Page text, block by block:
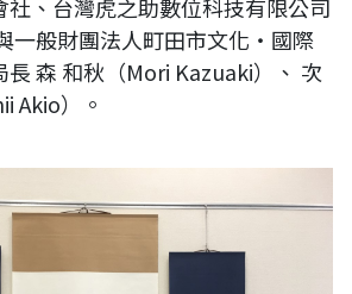
社、台灣虎之助數位科技有限公司
一般財團法人町田市文化・國際
長 森 和秋（Mori Kazuaki）、 次
Akio）。
西章夫 先生